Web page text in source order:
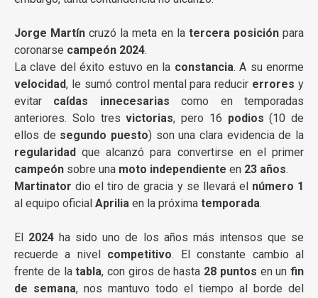
Jorge Martín cruzó la meta en la tercera posiciónpara
coronarse campeón 2024.
La clave del éxito estuvo en la constancia. A su enorme
velocidad, le sumó control mental para reducir errores y
evitar caídas innecesarias como en temporadas
anteriores. Solo tresvictorias, pero 16 podios (10 de
ellos de segundo puesto) son una clara evidencia de la
regularidad que alcanzó para convertirse en el primer
campeón sobre una moto independiente en 23 años.
Martinator dio el tiro de gracia y se llevará el número 1
al equipo oficial Aprilia en la próxima temporada.
El 2024 ha sido uno de los años más intensos que se
recuerde a nivel competitivo. El constante cambio al
frente de latabla, con giros de hasta 28 puntos en un fin
de semana, nos mantuvo todo el tiempo al borde del